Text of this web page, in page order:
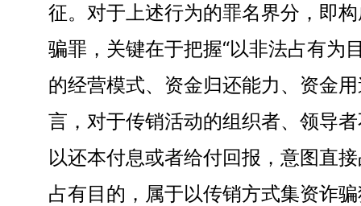
征。对于上述行为的罪名界分，即
骗罪，关键在于把握“以非法占有为
的经营模式、资金归还能力、资金
言，对于传销活动的组织者、领导
以还本付息或者给付回报，意图直
占有目的，属于以传销方式集资诈